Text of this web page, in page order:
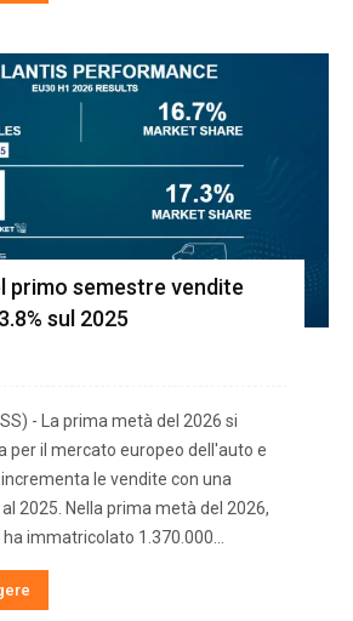
primo semestre vendite
sul 2025
- La prima metà del 2026 si
per il mercato europeo dell'auto e
le vendite con una
2025. Nella prima metà del 2026,
immatricolato 1.370.000...